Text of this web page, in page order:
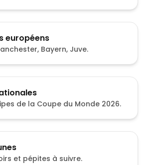
européens
Bayern, Juve.
de la Coupe du Monde 2026.
et pépites à suivre.